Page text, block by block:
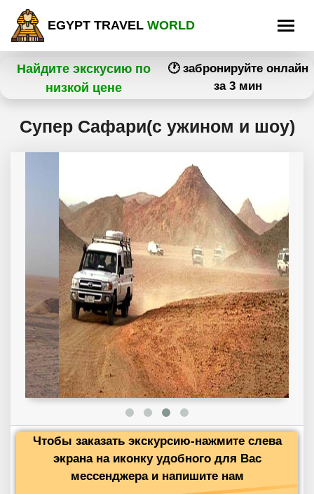
EGYPT TRAVEL WORLD
Найдите экскусию по
низкой цене
🕐 забронируйте онлайн
за 3 мин
Супер Сафари(с ужином и шоу)
Чтобы заказать экскурсию-нажмите слева
экрана на иконку удобного для Вас
мессенджера и напишите нам